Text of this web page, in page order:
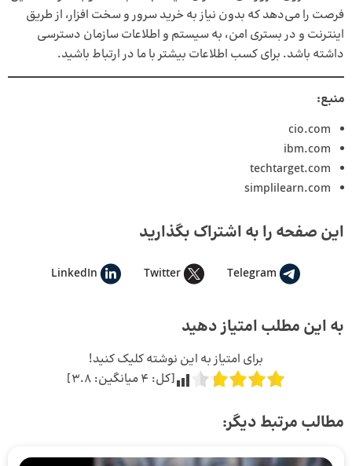
فرصت را می‌دهد که بدون نیاز به خرید سرور و سخت افزار، از طریق
اینترنت و در بستری امن، به سیستم و اطلاعات سازمان دسترسی
داشته باشد. برای کسب اطلاعات بیشتر با ما در ارتباط باشید.
منبع:
cio.com
ibm.com
techtarget.com
simplilearn.com
این صفحه را به اشتراک بگذارید
Telegram
Twitter
LinkedIn
به این مطلب امتیاز دهید
برای امتیاز به این نوشته کلیک کنید!
[کل: 4میانگین: 3.8
]
مطالب مرتبط دیگر: